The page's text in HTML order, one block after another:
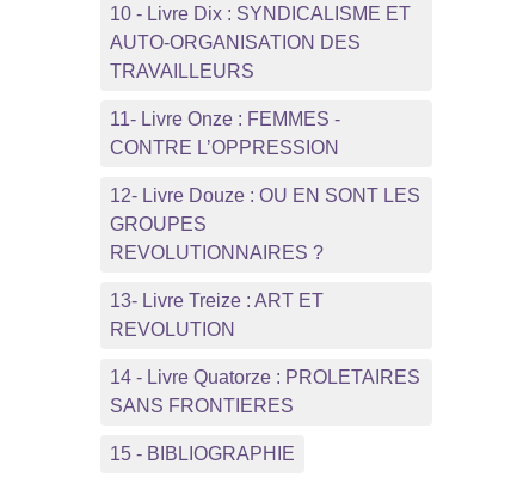
10 - Livre Dix : SYNDICALISME ET
AUTO-ORGANISATION DES
TRAVAILLEURS
11- Livre Onze : FEMMES -
CONTRE L’OPPRESSION
12- Livre Douze : OU EN SONT LES
GROUPES
REVOLUTIONNAIRES ?
13- Livre Treize : ART ET
REVOLUTION
14 - Livre Quatorze : PROLETAIRES
SANS FRONTIERES
15 - BIBLIOGRAPHIE